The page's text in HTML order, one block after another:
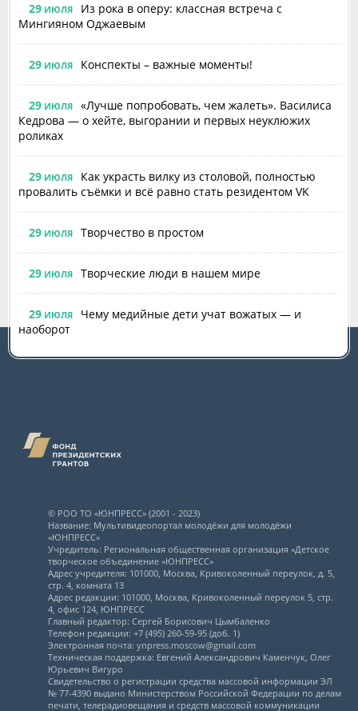
29 ИЮЛЯ
Из рока в оперу: классная встреча с
Мингияном Оджаевым
29 ИЮЛЯ Конспекты – важные моменты!
29 ИЮЛЯ
«Лучше попробовать, чем жалеть». Василиса
Кедрова — о хейте, выгорании и первых неуклюжих
роликах
29 ИЮЛЯ
Как украсть вилку из столовой, полностью
провалить съёмки и всё равно стать резидентом VK
29 ИЮЛЯ Творчество в простом
29 ИЮЛЯ Творческие люди в нашем мире
29 ИЮЛЯ
Чему медийные дети учат вожатых — и
наоборот
© РОО ТО «ЮНПРЕСС» (2001 - 2023)
Название: Мультивидеопортал молодёжи для молодёжи
«ЮНПРЕСС»
Учредитель: Региональная общественная организация «Детское
творческое объединение «ЮНПРЕСС»
Адрес учредителя: 101000, Москва, Кривоколенный переулок, д. 5,
стр. 4, комната 13
Адрес редакции: 101000, Москва, Кривоколенный переулок 5, стр.
4, офис 124, ЮНПРЕСС
Главный редактор: Сергей Борисович Цымбаленко
Телефон редакции: +7 (495) 260-59-95 (доб. 1)
Электронная почта: ynpress.moscow@gmail.com
Техническая поддержка: Евгений Александрович Каменчук, Олег
Юрьевич Вигуро
Свидетельство о регистрации средства массовой информации ЭЛ
№ 77-4390 выдано Министерством Российской Федерации по делам
печати, телерадиовещания и средств массовой коммуникации